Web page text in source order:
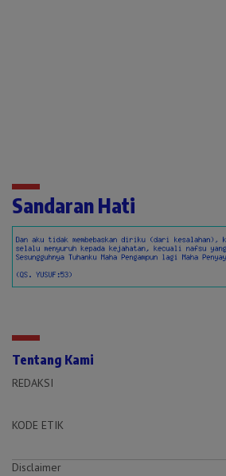
Sandaran Hati
Tentang Kami
REDAKSI
KODE ETIK
Disclaimer